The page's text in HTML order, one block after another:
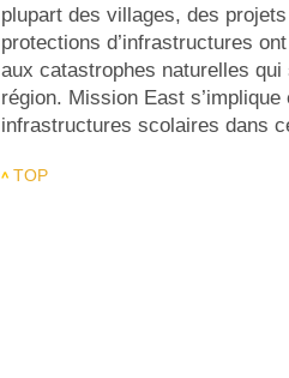
plupart des villages, des
protections d’infrastructures
aux catastrophes naturelles
région. Mission East
infrastructures scolaires dans
TOP